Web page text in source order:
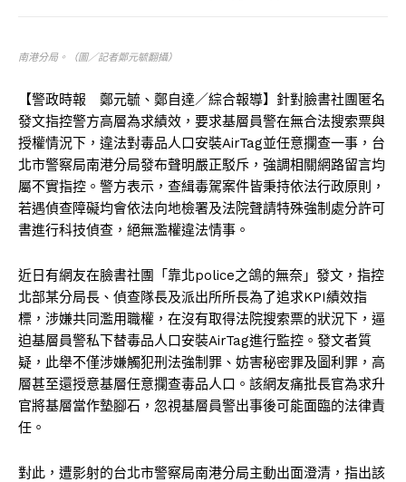
南港分局。（圖／記者鄭元毓翻攝）
【警政時報 鄭元毓、鄭自達／綜合報導】針對臉書社團匿名
發文指控警方高層為求績效，要求基層員警在無合法搜索票與
授權情況下，違法對毒品人口安裝AirTag並任意攔查一事，台
北市警察局南港分局發布聲明嚴正駁斥，強調相關網路留言均
屬不實指控。警方表示，查緝毒駕案件皆秉持依法行政原則，
若遇偵查障礙均會依法向地檢署及法院聲請特殊強制處分許可
書進行科技偵查，絕無濫權違法情事。
近日有網友在臉書社團「靠北police之鴿的無奈」發文，指控
北部某分局長、偵查隊長及派出所所長為了追求KPI績效指
標，涉嫌共同濫用職權，在沒有取得法院搜索票的狀況下，逼
迫基層員警私下替毒品人口安裝AirTag進行監控。發文者質
疑，此舉不僅涉嫌觸犯刑法強制罪、妨害秘密罪及圖利罪，高
層甚至還授意基層任意攔查毒品人口。該網友痛批長官為求升
官將基層當作墊腳石，忽視基層員警出事後可能面臨的法律責
任。
對此，遭影射的台北市警察局南港分局主動出面澄清，指出該